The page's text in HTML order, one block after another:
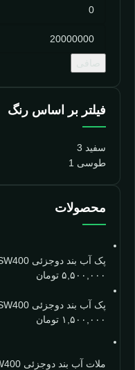
فیلتر بر اساس رنگ
سفید 3
طوسی 1
محصولات
پک آب بند دوجزئی SW400 شورلول (15 کیلوگرم) خاکستری
۵,۵۰۰,۰۰۰ تومان
پک آب بند دوجزئی SW400 شورلول (3 کیلوگرم) خاکستری
۱,۵۰۰,۰۰۰ تومان
ملات آب بند دوجزئی SW400 شورلول (30 کیلوگرم) خاکستری